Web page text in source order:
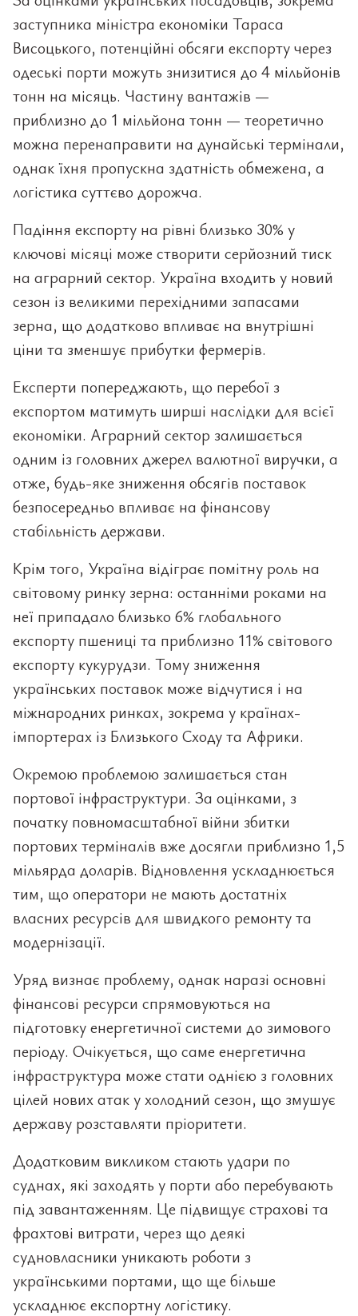
заступника міністра економіки Тараса
Висоцького, потенційні обсяги експорту через
одеські порти можуть знизитися до 4 мільйонів
тонн на місяць. Частину вантажів —
приблизно до 1 мільйона тонн — теоретично
можна перенаправити на дунайські термінали,
однак їхня пропускна здатність обмежена, а
логістика суттєво дорожча.
Падіння експорту на рівні близько 30% у
ключові місяці може створити серйозний тиск
на аграрний сектор. Україна входить у новий
сезон із великими перехідними запасами
зерна, що додатково впливає на внутрішні
ціни та зменшує прибутки фермерів.
Експерти попереджають, що перебої з
експортом матимуть ширші наслідки для всієї
економіки. Аграрний сектор залишається
одним із головних джерел валютної виручки, а
отже, будь-яке зниження обсягів поставок
безпосередньо впливає на фінансову
стабільність держави.
Крім того, Україна відіграє помітну роль на
світовому ринку зерна: останніми роками на
неї припадало близько 6% глобального
експорту пшениці та приблизно 11% світового
експорту кукурудзи. Тому зниження
українських поставок може відчутися і на
міжнародних ринках, зокрема у країнах-
імпортерах із Близького Сходу та Африки.
Окремою проблемою залишається стан
портової інфраструктури. За оцінками, з
початку повномасштабної війни збитки
портових терміналів вже досягли приблизно 1,5
мільярда доларів. Відновлення ускладнюється
тим, що оператори не мають достатніх
власних ресурсів для швидкого ремонту та
модернізації.
Уряд визнає проблему, однак наразі основні
фінансові ресурси спрямовуються на
підготовку енергетичної системи до зимового
періоду. Очікується, що саме енергетична
інфраструктура може стати однією з головних
цілей нових атак у холодний сезон, що змушує
державу розставляти пріоритети.
Додатковим викликом стають удари по
суднах, які заходять у порти або перебувають
під завантаженням. Це підвищує страхові та
фрахтові витрати, через що деякі
судновласники уникають роботи з
українськими портами, що ще більше
ускладнює експортну логістику.